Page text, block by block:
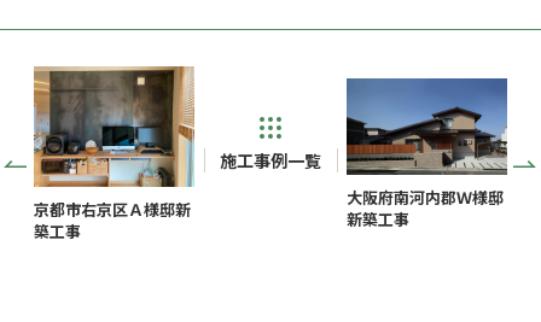
京都市右京区Ａ様邸新
築工事
施工事例一覧
大阪府南河内郡Ｗ様邸
新築工事